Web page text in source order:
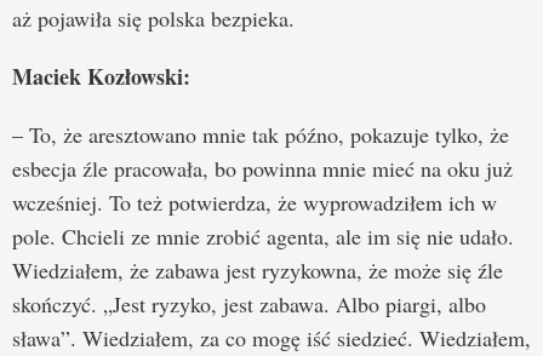
aż pojawiła się polska bezpieka.
Maciek Kozłowski:
– To, że aresztowano mnie tak późno, pokazuje tylko, że
esbecja źle pracowała, bo powinna mnie mieć na oku już
wcześniej. To też potwierdza, że wyprowadziłem ich w
pole. Chcieli ze mnie zrobić agenta, ale im się nie udało.
Wiedziałem, że zabawa jest ryzykowna, że może się źle
skończyć. „Jest ryzyko, jest zabawa. Albo piargi, albo
sława”. Wiedziałem, za co mogę iść siedzieć. Wiedziałem,